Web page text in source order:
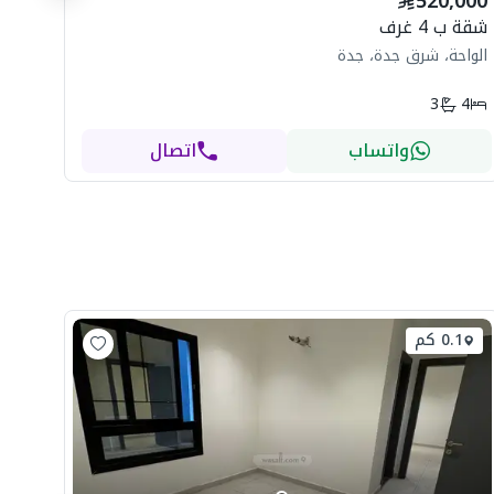
شقة ب 4 غرف
الواحة، شرق جدة، جدة
4
3
واتساب اتصال
0.1 كم